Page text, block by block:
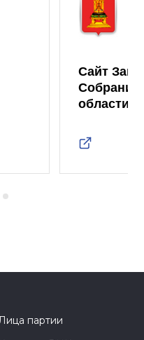
Сайт
Собрания
области
партии